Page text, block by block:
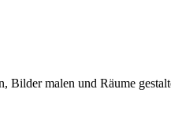
Bilder malen und Räume